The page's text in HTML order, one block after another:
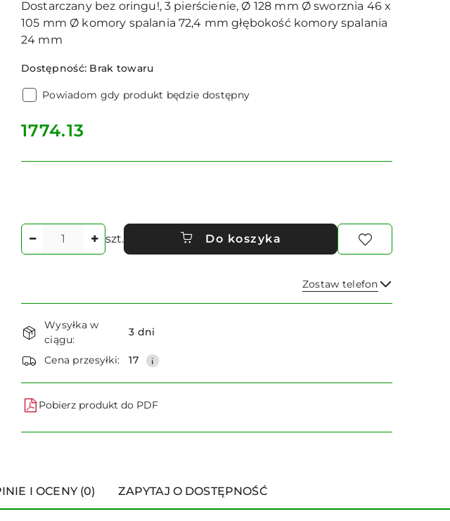
Dostarczany bez oringu!, 3 pierścienie, Ø 128 mm Ø sworznia 46 x
105 mm Ø komory spalania 72,4 mm głębokość komory spalania
24 mm
Dostępność: Brak towaru
Powiadom gdy produkt będzie dostępny
cena:
1774.13
Ilość
szt. Do koszyka
Zostaw telefon
Wyślij
Dostępność
i
dostawa
Wysyłka w
ciągu:
3 dni
Cena przesyłki: 17
Pobierz produkt do PDF
I OCENY (0) ZAPYTAJ O DOSTĘPNOŚĆ